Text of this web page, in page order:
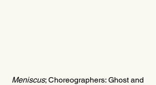
Meniscus; Choreographers: Ghost and